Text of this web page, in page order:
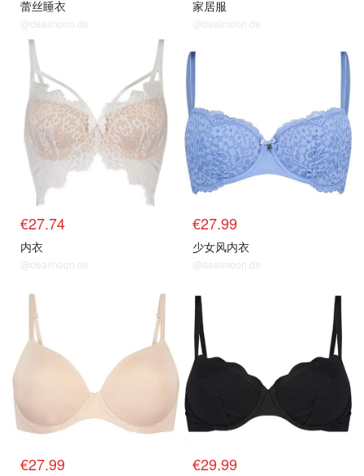
蕾丝睡衣
@dealmoon.de
家居服
@dealmoon.de
€27.74
内衣
@dealmoon.de
€27.99
少女风内衣
@dealmoon.de
€27.99 €29.99